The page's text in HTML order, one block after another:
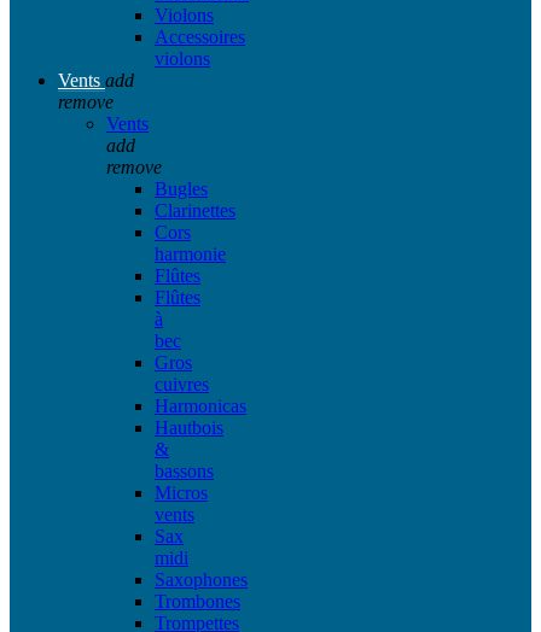
Violons
Accessoires
violons
Vents add
remove
Vents
add
remove
Bugles
Clarinettes
Cors
harmonie
Flûtes
Flûtes
à
bec
Gros
cuivres
Harmonicas
Hautbois
&
bassons
Micros
vents
Sax
midi
Saxophones
Trombones
Trompettes